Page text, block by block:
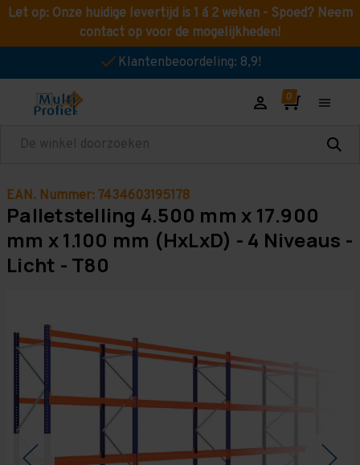
Let op: Onze huidige levertijd is 1 á 2 weken - Spoed? Neem
contact op voor de mogelijkheden!
Klantenbeoordeling: 8,9!
Zoeken
EAN. Nummer: 7434603195178
Palletstelling 4.500 mm x 17.900
mm x 1.100 mm (HxLxD) - 4 Niveaus -
Licht - T80